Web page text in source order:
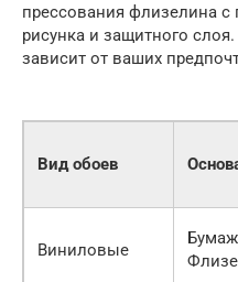
прессования флизелина
рисунка и защитного
зависит от ваших
Вид обоев
Виниловые